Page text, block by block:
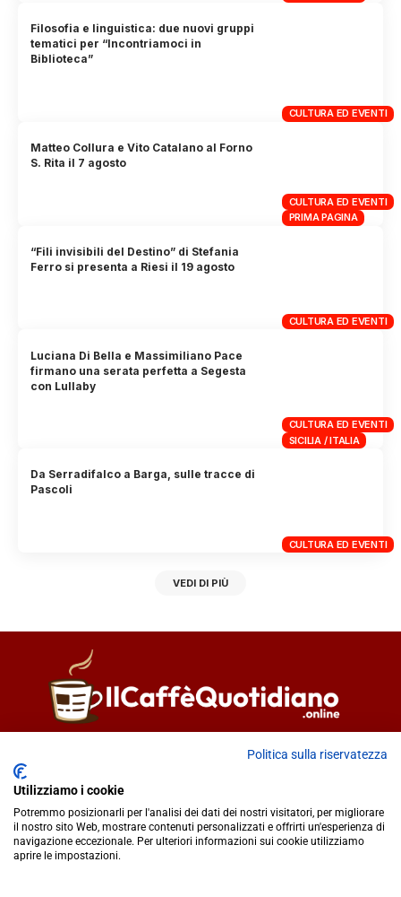
CULTURA ED EVENTI
Filosofia e linguistica: due nuovi gruppi
tematici per “Incontriamoci in
Biblioteca”
CULTURA ED EVENTI
PRIMA PAGINA
Matteo Collura e Vito Catalano al Forno
S. Rita il 7 agosto
CULTURA ED EVENTI
“Fili invisibili del Destino” di Stefania
Ferro si presenta a Riesi il 19 agosto
CULTURA ED EVENTI
SICILIA / ITALIA
Luciana Di Bella e Massimiliano Pace
firmano una serata perfetta a Segesta
con Lullaby
CULTURA ED EVENTI
Da Serradifalco a Barga, sulle tracce di
Pascoli
VEDI DI PIÙ
Fiorella Falci
redazione@ilcaffequotidiano.online
C.F. 92076900858
Chi siamo
Politica sulla riservatezza
Utilizziamo i cookie
Potremmo posizionarli per l'analisi dei dati dei nostri visitatori, per migliorare
il nostro sito Web, mostrare contenuti personalizzati e offrirti un'esperienza di
navigazione eccezionale. Per ulteriori informazioni sui cookie utilizziamo
aprire le impostazioni.